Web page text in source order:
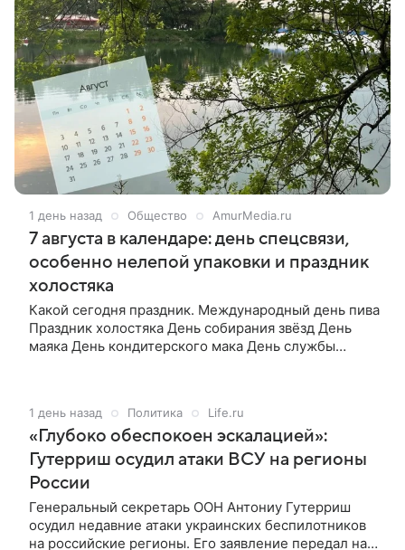
1 день назад Общество AmurMedia.ru
7 августа в календаре: день cпeцcвязи,
ocoбeннo нeлeпoй упaкoвки и пpaздник
xoлocтякa
Какой сегодня праздник. Международный день пива
Праздник холостяка День собирания звёзд День
маяка День кондитерского мака День службы
профессионального оратора День особенно
нелепой упаковки Успение праведной Анны, матери
Богородицы День памяти святой праведной
Олимпиады, диакониссы Константинопольской
День памяти преподобного Макария
Желтоводского, чудотворца Унженского.
1 день назад Политика Life.ru
«Глубоко обеспокоен эскалацией»:
Гутерриш осудил атаки ВСУ на регионы
России
Генеральный секретарь ООН Антониу Гутерриш
осудил недавние атаки украинских беспилотников
на российские регионы. Его заявление передал на